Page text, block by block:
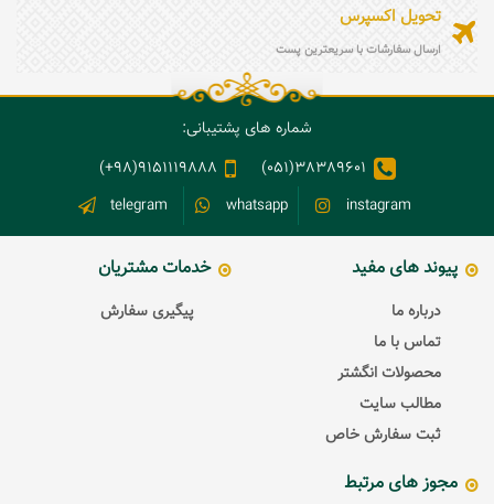
تحویل اکسپرس
ارسال سفارشات با سریعترین پست
شماره های پشتیبانی:
38389601(051)
9151119888(98+)
instagram
whatsapp
telegram
پیوند های مفید
درباره ما
تماس با ما
محصولات انگشتر
مطالب سایت
ثبت سفارش خاص
خدمات مشتریان
پیگیری سفارش
مجوز های مرتبط